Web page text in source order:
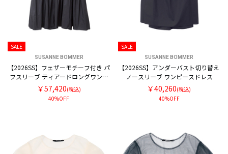
SALE
SUSANNE BOMMER
【2026SS】フェザーモチーフ付き パ
フスリーブ ティアードロングワンピ
ースドレス
￥57,420(税込)
40%OFF
SALE
SUSANNE BOMMER
【2026SS】アンダーバスト切り替え
ノースリーブ ワンピースドレス
￥40,260(税込)
40%OFF